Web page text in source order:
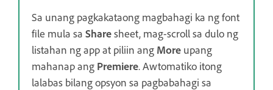
Sa unang pagkakataong magbahagi ka ng font
file mula sa Sharesheet, mag-scroll sa dulo ng
listahan ng app at piliin ang More upang
mahanap ang Premiere. Awtomatiko itong
lalabas bilang opsyon sa pagbabahagi sa